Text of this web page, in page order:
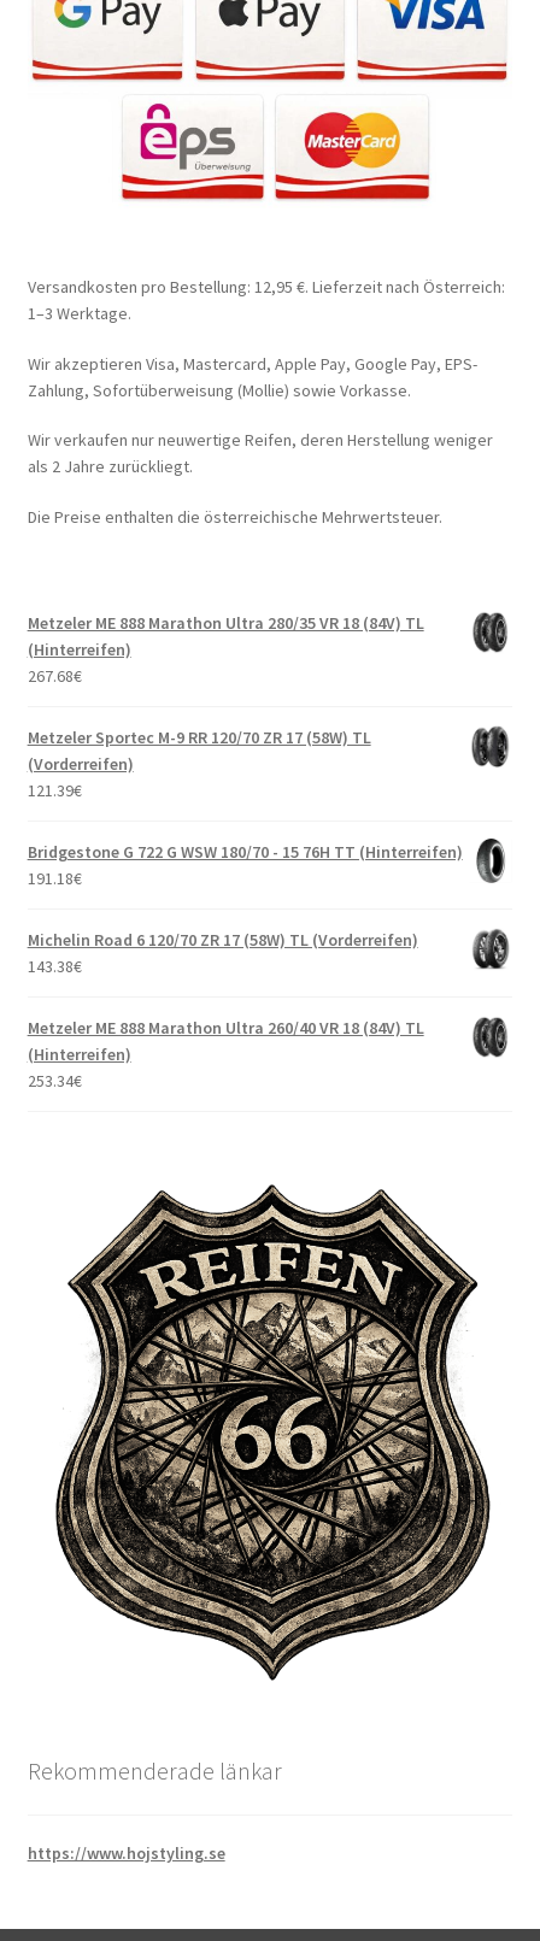
Versandkosten pro Bestellung: 12,95 €. Lieferzeit nach Österreich:
1–3 Werktage.
Wir akzeptieren Visa, Mastercard, Apple Pay, Google Pay, EPS-
Zahlung, Sofortüberweisung (Mollie) sowie Vorkasse.
Wir verkaufen nur neuwertige Reifen, deren Herstellung weniger
als 2 Jahre zurückliegt.
Die Preise enthalten die österreichische Mehrwertsteuer.
Metzeler ME 888 Marathon Ultra 280/35 VR 18 (84V) TL
(Hinterreifen)
267.68€
Metzeler Sportec M-9 RR 120/70 ZR 17 (58W) TL
(Vorderreifen)
121.39€
Bridgestone G 722 G WSW 180/70 - 15 76H TT (Hinterreifen)
191.18€
Michelin Road 6 120/70 ZR 17 (58W) TL (Vorderreifen)
143.38€
Metzeler ME 888 Marathon Ultra 260/40 VR 18 (84V) TL
(Hinterreifen)
253.34€
Rekommenderade länkar
https://www.hojstyling.se